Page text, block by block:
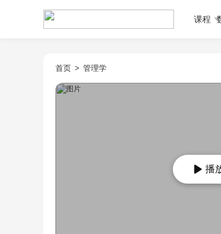
课程
首页 > 管理学
播